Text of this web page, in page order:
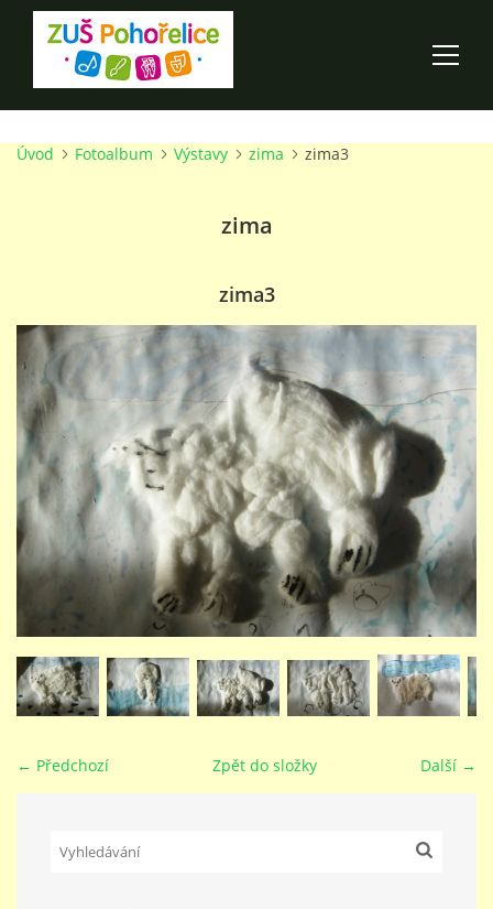
ÚVOD
100 LET ZUŠ POHOŘELICE
O ŠKOLE
PRO RODIČE
TALENTOVÉ ZKOUŠKY
STUDIJNÍ OBORY
VIDEA - FILMOVÁ TVORBA
PEDAGOGICKÝ SBOR
Úvod Fotoalbum Výstavy zima zima3
zima
zima3
← Předchozí Další →
Zpět do složky